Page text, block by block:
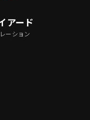
アード
ーション